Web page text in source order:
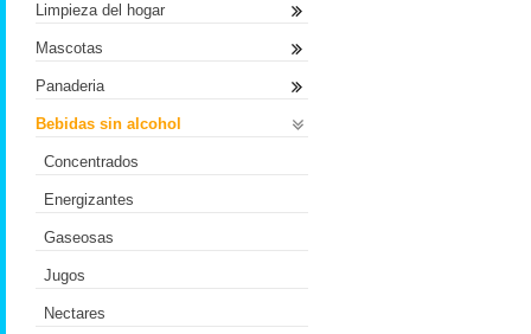
Limpieza del hogar
Mascotas
Panaderia
Bebidas sin alcohol
Concentrados
Energizantes
Gaseosas
Jugos
Nectares